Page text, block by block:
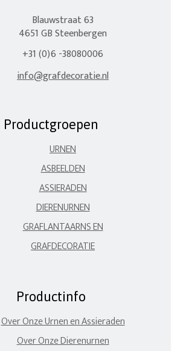
Blauwstraat 63
4651 GB Steenbergen
+31 (0)6 -38080006
info@grafdecoratie.nl
Productgroepen
URNEN
ASBEELDEN
ASSIERADEN
DIERENURNEN
GRAFLANTAARNS EN
GRAFDECORATIE
Productinfo
Over Onze Urnen en Assieraden
Over Onze Dierenurnen